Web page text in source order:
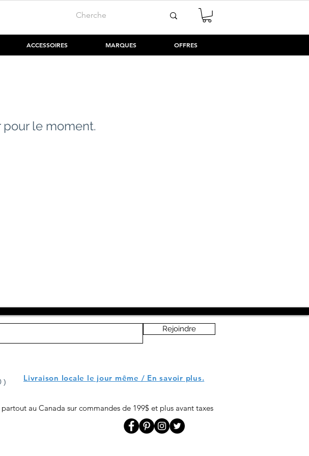
ACCESSOIRES MARQUES OFFRES
pour le moment.
Rejoindre
)
Livraison locale le jour même / En savoir plus.
au Canada sur commandes de 199$ et plus avant taxes